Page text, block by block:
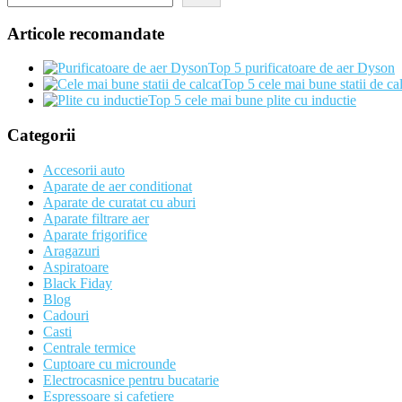
Articole recomandate
Top 5 purificatoare de aer Dyson
Top 5 cele mai bune statii de
Top 5 cele mai bune plite cu inductie
Categorii
Accesorii auto
Aparate de aer conditionat
Aparate de curatat cu aburi
Aparate filtrare aer
Aparate frigorifice
Aragazuri
Aspiratoare
Black Fiday
Blog
Cadouri
Casti
Centrale termice
Cuptoare cu microunde
Electrocasnice pentru bucatarie
Espressoare si cafetiere